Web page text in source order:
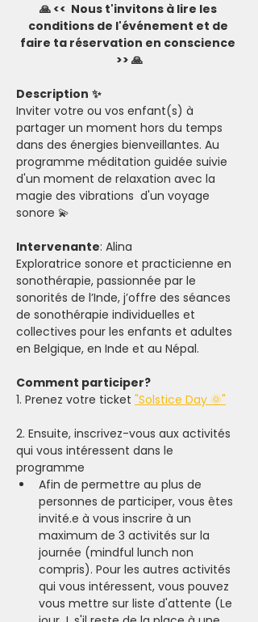
🙏 <<  Nous t'invitons à lire les
conditions de l'événement et de
faire ta réservation en conscience
>> 🙏
Description ✨
Inviter votre ou vos enfant(s) à
partager un moment hors du temps
dans des énergies bienveillantes. Au
programme méditation guidée suivie
d'un moment de relaxation avec la
magie des vibrations  d'un voyage
sonore 💫
Intervenante: Alina
Exploratrice sonore et practicienne en
sonothérapie, passionnée par le
sonorités de l’Inde, j’offre des séances
de sonothérapie individuelles et
collectives pour les enfants et adultes
en Belgique, en Inde et au Népal.
Comment participer?
1. Prenez votre ticket "Solstice Day 🌞"
2. Ensuite, inscrivez-vous aux activités
qui vous intéressent dans le
programme
Afin de permettre au plus de
personnes de participer, vous êtes
invité.e à vous inscrire à un
maximum de 3 activités sur la
journée (mindful lunch non
compris). Pour les autres activités
qui vous intéressent, vous pouvez
vous mettre sur liste d'attente (Le